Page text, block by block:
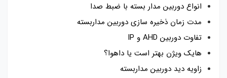
انواع دوربین مدار بسته با ضبط صدا
مدت زمان ذخیره سازی دوربین مداربسته
تفاوت دوربین AHD و IP
هایک ویژن بهتر است یا داهوا؟
زاویه دید دوربین مداربسته